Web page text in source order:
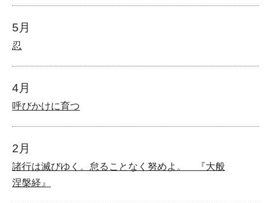
5月
忍
4月
呼びかけに育つ
2月
諸行は滅びゆく。怠ることなく努めよ。 『大般
涅槃経』